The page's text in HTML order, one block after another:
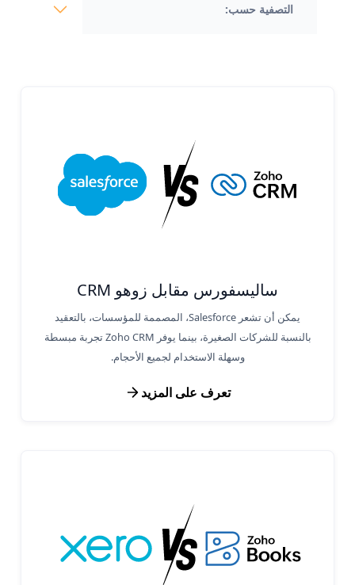
التصفية حسب:
ساليسفورس مقابل زوهو CRM
يمكن أن تشعر Salesforce، المصممة للمؤسسات، بالتعقيد
بالنسبة للشركات الصغيرة، بينما يوفر Zoho CRM تجربة مبسطة
وسهلة الاستخدام لجميع الأحجام.
تعرف على المزيد